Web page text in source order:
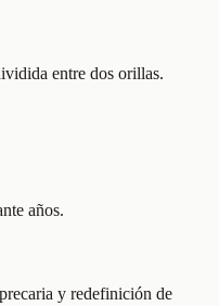
entre dos orillas.
años.
y redefinición de